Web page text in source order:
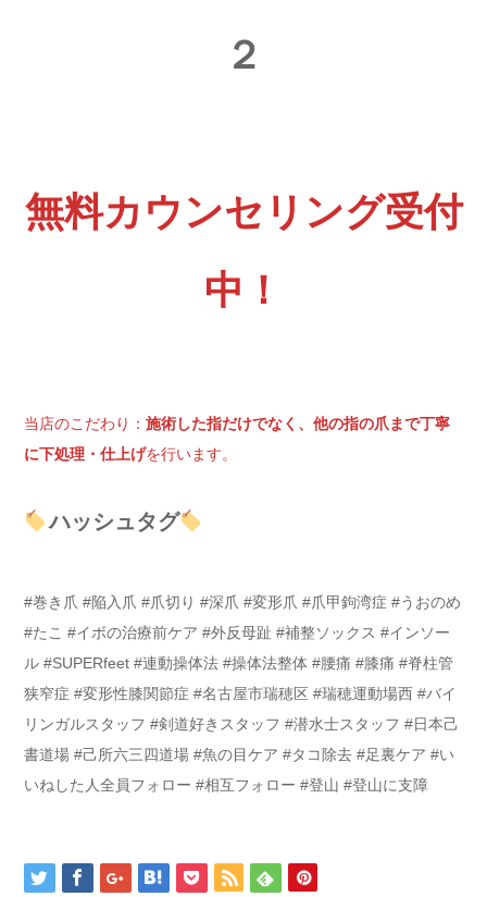
２
無料カウンセリング受付
中！
当店のこだわり： 施術した指だけでなく、他の指の爪まで丁寧
に下処理・仕上げを行います。
ハッシュタグ
#巻き爪 #陥入爪 #爪切り #深爪 #変形爪 #爪甲鉤湾症 #うおのめ
#たこ #イボの治療前ケア #外反母趾 #補整ソックス #インソー
ル #SUPERfeet #連動操体法 #操体法整体 #腰痛 #膝痛 #脊柱管
狭窄症 #変形性膝関節症 #名古屋市瑞穂区 #瑞穂運動場西 #バイ
リンガルスタッフ #剣道好きスタッフ #潜水士スタッフ #日本己
書道場 #己所六三四道場 #魚の目ケア #タコ除去 #足裏ケア #い
いねした人全員フォロー #相互フォロー #登山 #登山に支障